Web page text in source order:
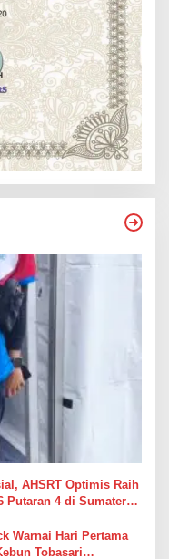
AHSRT Optimis Raih
Putaran 4 di Sumatera
Warnai Hari Pertama
Tobasari